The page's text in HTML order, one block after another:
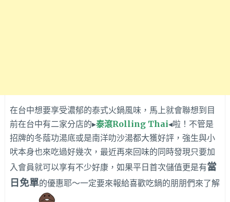
在台中想要享受濃郁的泰式火鍋風味，馬上就會聯想到目
前在台中有二家分店的▸泰滾Rolling Thai◂啦！不管是
招牌的冬蔭功湯底或是南洋叻沙湯都大獲好評，強生與小
吠本身也來吃過好幾次，最近再來回味的同時發現只要加
入會員就可以享有不少好康，如果平日首次儲值更是有當
日免單的優惠耶～一定要來報給喜歡吃鍋的朋朋們來了解